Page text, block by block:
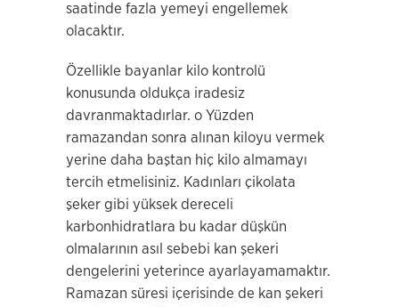
saatinde fazla yemeyi engellemek
olacaktır.
Özellikle bayanlar kilo kontrolü
konusunda oldukça iradesiz
davranmaktadırlar. o Yüzden
ramazandan sonra alınan kiloyu vermek
yerine daha baştan hiç kilo almamayı
tercih etmelisiniz. Kadınları çikolata
şeker gibi yüksek dereceli
karbonhidratlara bu kadar düşkün
olmalarının asıl sebebi kan şekeri
dengelerini yeterince ayarlayamamaktır.
Ramazan süresi içerisinde de kan şekeri